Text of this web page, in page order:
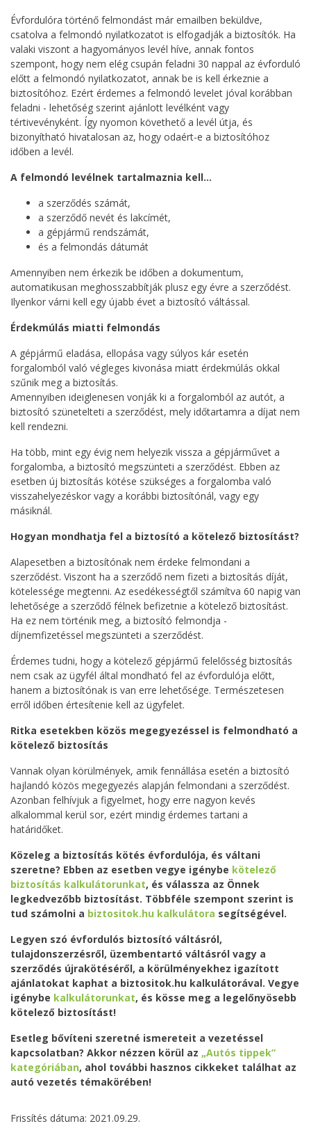
Évfordulóra történő felmondást már emailben beküldve,
csatolva a felmondó nyilatkozatot is elfogadják a biztosítók. Ha
valaki viszont a hagyományos levél híve, annak fontos
szempont, hogy nem elég csupán feladni 30 nappal az évforduló
előtt a felmondó nyilatkozatot, annak be is kell érkeznie a
biztosítóhoz. Ezért érdemes a felmondó levelet jóval korábban
feladni - lehetőség szerint ajánlott levélként vagy
tértivevényként. Így nyomon követhető a levél útja, és
bizonyítható hivatalosan az, hogy odaért-e a biztosítóhoz
időben a levél.
A felmondó levélnek tartalmaznia kell…
a szerződés számát,
a szerződő nevét és lakcímét,
a gépjármű rendszámát,
és a felmondás dátumát
Amennyiben nem érkezik be időben a dokumentum,
automatikusan meghosszabbítják plusz egy évre a szerződést.
Ilyenkor várni kell egy újabb évet a biztosító váltással.
Érdekmúlás miatti felmondás
A gépjármű eladása, ellopása vagy súlyos kár esetén
forgalomból való végleges kivonása miatt érdekmúlás okkal
szűnik meg a biztosítás.
Amennyiben ideiglenesen vonják ki a forgalomból az autót, a
biztosító szünetelteti a szerződést, mely időtartamra a díjat nem
kell rendezni.
Ha több, mint egy évig nem helyezik vissza a gépjárművet a
forgalomba, a biztosító megszünteti a szerződést. Ebben az
esetben új biztosítás kötése szükséges a forgalomba való
visszahelyezéskor vagy a korábbi biztosítónál, vagy egy
másiknál.
Hogyan mondhatja fel a biztosító a kötelező biztosítást?
Alapesetben a biztosítónak nem érdeke felmondani a
szerződést. Viszont ha a szerződő nem fizeti a biztosítás díját,
kötelessége megtenni. Az esedékességtől számítva 60 napig van
lehetősége a szerződő félnek befizetnie a kötelező biztosítást.
Ha ez nem történik meg, a biztosító felmondja -
díjnemfizetéssel megszünteti a szerződést.
Érdemes tudni, hogy a kötelező gépjármű felelősség biztosítás
nem csak az ügyfél által mondható fel az évfordulója előtt,
hanem a biztosítónak is van erre lehetősége. Természetesen
erről időben értesítenie kell az ügyfelet.
Ritka esetekben közös megegyezéssel is felmondható a
kötelező biztosítás
Vannak olyan körülmények, amik fennállása esetén a biztosító
hajlandó közös megegyezés alapján felmondani a szerződést.
Azonban felhívjuk a figyelmet, hogy erre nagyon kevés
alkalommal kerül sor, ezért mindig érdemes tartani a
határidőket.
Közeleg a biztosítás kötés évfordulója, és váltani
szeretne? Ebben az esetben vegye igénybe kötelező
biztosítás kalkulátorunkat, és válassza az Önnek
legkedvezőbb biztosítást. Többféle szempont szerint is
tud számolni a biztositok.hu kalkulátora segítségével.
Legyen szó évfordulós biztosító váltásról,
tulajdonszerzésről, üzembentartó váltásról vagy a
szerződés újrakötéséről, a körülményekhez igazított
ajánlatokat kaphat a biztositok.hu kalkulátorával. Vegye
igénybe kalkulátorunkat, és kösse meg a legelőnyösebb
kötelező biztosítást!
Esetleg bővíteni szeretné ismereteit a vezetéssel
kapcsolatban? Akkor nézzen körül az „Autós tippek”
kategóriában, ahol további hasznos cikkeket találhat az
autó vezetés témakörében!
Frissítés dátuma: 2021.09.29.